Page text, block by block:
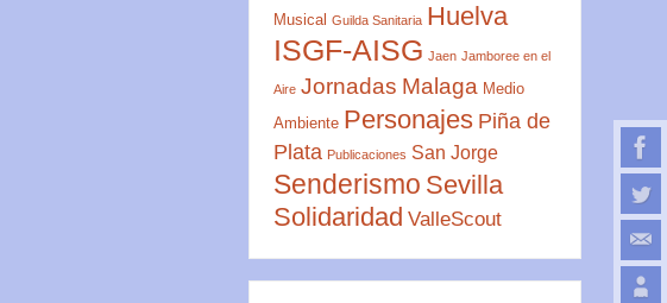
Musical Guilda Sanitaria Huelva
ISGF-AISG Jaen Jamboree en el
Aire Jornadas Malaga Medio
Ambiente Personajes Piña de
Plata Publicaciones San Jorge
Senderismo Sevilla
Solidaridad ValleScout